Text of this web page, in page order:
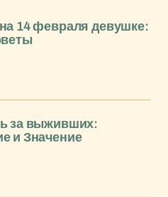
14 февраля девушке:
за выживших:
и Значение